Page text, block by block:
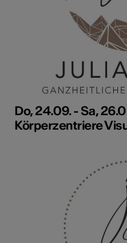
Do, 24.09. - Sa,
Körperzentriere